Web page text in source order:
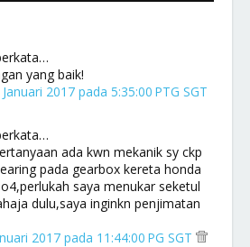
yang baik!
2017 pada 5:35:00 PTG SGT
ada kwn mekanik sy ckp
pada gearbox kereta honda
saya menukar seketul
dulu,saya inginkn penjimatan
2017 pada 11:44:00 PG SGT